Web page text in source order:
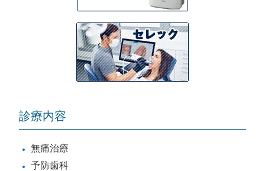
診療内容
無痛治療
予防歯科